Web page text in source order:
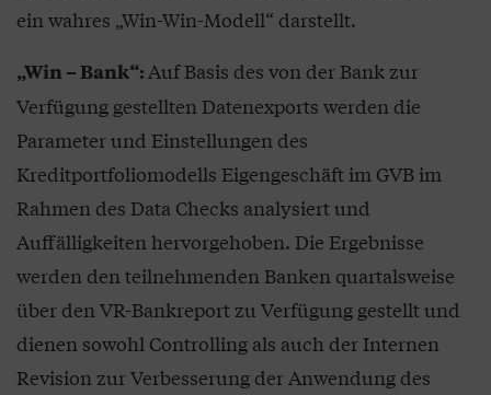
ein wahres „Win-Win-Modell“ darstellt.
„Win – Bank“: Auf Basis des von der Bank zur
Verfügung gestellten Datenexports werden die
Parameter und Einstellungen des
Kreditportfoliomodells Eigengeschäft im GVB im
Rahmen des Data Checks analysiert und
Auffälligkeiten hervorgehoben. Die Ergebnisse
werden den teilnehmenden Banken quartalsweise
über den VR-Bankreport zu Verfügung gestellt und
dienen sowohl Controlling als auch der Internen
Revision zur Verbesserung der Anwendung des